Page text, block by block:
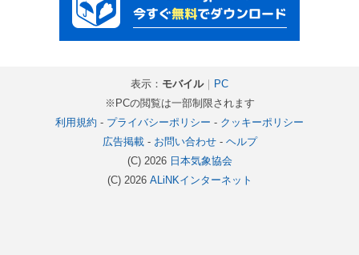
表示： モバイル｜
PC
※PCの閲覧は一部制限されます
利用規約 - プライバシーポリシー - クッキーポリシー
広告掲載- お問い合わせ- ヘルプ
(C) 2026 日本気象協会
(C) 2026 ALiNKインターネット